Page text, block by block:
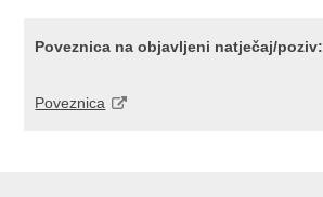
Poveznica na objavljeni natječaj/poziv:
Poveznica